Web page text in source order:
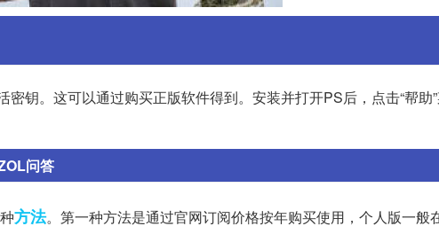
钥。这可以通过购买正版软件得到。安装并打开PS后，点击“帮助
问答
方法。第一种方法是通过官网订阅价格按年购买使用，个人版一般